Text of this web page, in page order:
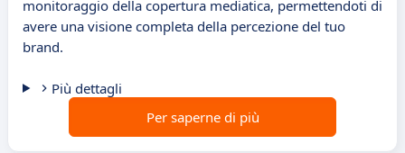
monitoraggio della copertura mediatica, permettendoti di
avere una visione completa della percezione del tuo
brand.
Più dettagli
Per saperne di più